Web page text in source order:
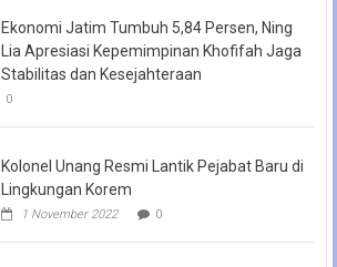
Ekonomi Jatim Tumbuh 5,84 Persen, Ning
Lia Apresiasi Kepemimpinan Khofifah Jaga
Stabilitas dan Kesejahteraan
0
Kolonel Unang Resmi Lantik Pejabat Baru di
Lingkungan Korem
1 November 2022 0